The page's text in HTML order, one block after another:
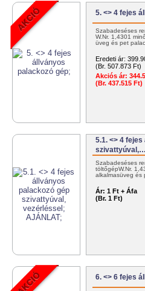
5. <> 4 fejes
Szabadeséses
W.Nr. 1,4301
üveg és pet
Eredeti ár:
(Br. 507.873 Ft)
Akciós ár:
(Br. 437.515 Ft)
5.1. <> 4
szivattyúval,…
Szabadeséses
töltőgépW.Nr.
alkalmasüveg és
Ár: 1 Ft + Áfa
(Br. 1 Ft)
6. <> 6 fejes